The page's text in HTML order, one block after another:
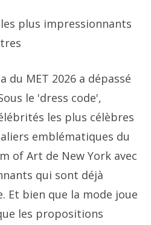
plus impressionnants
du MET 2026 a dépassé
le 'dress code',
les plus célèbres
emblématiques du
of Art de New York avec
qui sont déjà
Et bien que la mode joue
les propositions